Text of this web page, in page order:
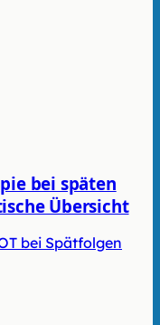
bei späten
Übersicht
bei Spätfolgen